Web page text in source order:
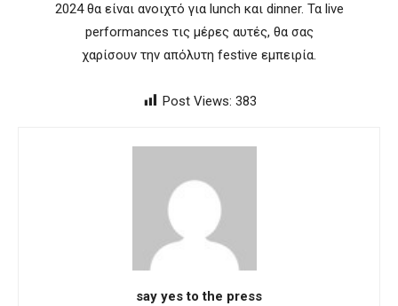
2024 θα είναι ανοιχτό για lunch και dinner. Τα live
performances τις μέρες αυτές, θα σας
χαρίσουν την απόλυτη festive εμπειρία.
Post Views: 383
say yes to the press